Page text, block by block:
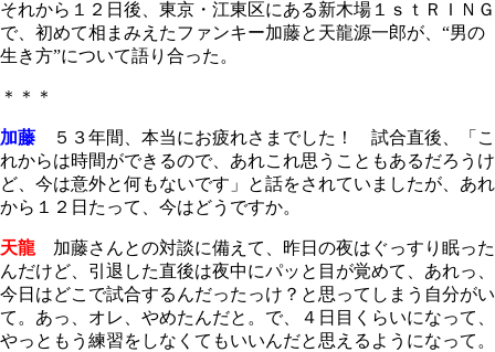
それから１２日後、東京・江東区にある新木場１ｓｔＲＩＮＧ
で、初めて相まみえたファンキー加藤と天龍源一郎が、“男の
生き方”について語り合った。
＊＊＊
加藤 ５３年間、本当にお疲れさまでした！ 試合直後、「こ
れからは時間ができるので、あれこれ思うこともあるだろうけ
ど、今は意外と何もないです」と話をされていましたが、あれ
から１２日たって、今はどうですか。
天龍 加藤さんとの対談に備えて、昨日の夜はぐっすり眠った
んだけど、引退した直後は夜中にパッと目が覚めて、あれっ、
今日はどこで試合するんだったっけ？と思ってしまう自分がい
て。あっ、オレ、やめたんだと。で、４日目くらいになって、
やっともう練習をしなくてもいいんだと思えるようになって。